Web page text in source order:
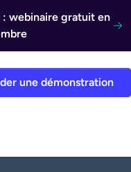
: webinaire gratuit en
une démonstration